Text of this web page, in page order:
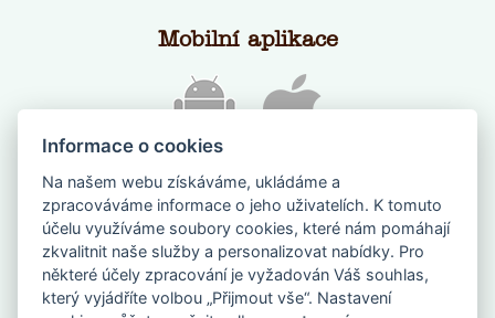
Mobilní aplikace
NAPIŠTE NÁM
Informace o cookies
Na našem webu získáváme, ukládáme a
zpracováváme informace o jeho uživatelích. K tomuto
účelu využíváme soubory cookies, které nám pomáhají
zkvalitnit naše služby a personalizovat nabídky. Pro
některé účely zpracování je vyžadován Váš souhlas,
který vyjádříte volbou „Přijmout vše“. Nastavení